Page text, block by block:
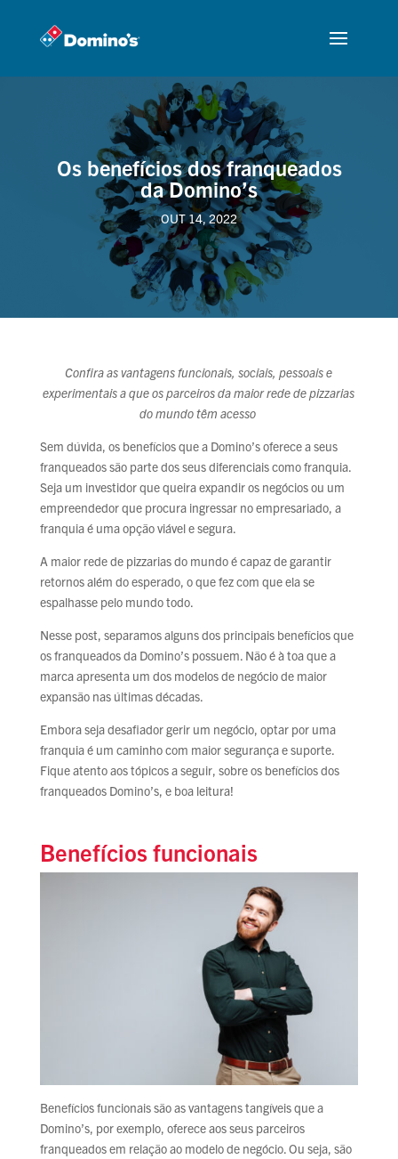
Os benefícios dos franqueados
da Domino’s
OUT 14, 2022
Confira as vantagens funcionais, sociais, pessoais e
experimentais a que os parceirosda maior rede de pizzarias
do mundo têm acesso
Sem dúvida, os benefícios que a Domino’s oferece a seus
franqueados são parte dos seus diferenciais como franquia.
Seja um investidor que queira expandir os negócios ou um
empreendedor que procura ingressar no empresariado, a
franquia é uma opção viável e segura.
A maior rede de pizzarias do mundo é capaz de garantir
retornos além do esperado, o que fez com que ela se
espalhasse pelo mundo todo.
Nesse post, separamos alguns dos principais benefícios que
os franqueados da Domino’s possuem. Não é à toa que a
marca apresenta um dos modelos de negócio de maior
expansão nas últimas décadas.
Embora seja desafiador gerir um negócio, optar por uma
franquia é um caminho com maior segurança e suporte.
Fique atento aos tópicos a seguir, sobre os benefícios dos
franqueados Domino’s, e boa leitura!
Benefícios funcionais
Benefícios funcionais são as vantagens tangíveis que a
Domino’s, por exemplo, oferece aos seus parceiros
franqueados em relação ao modelo de negócio. Ou seja, são